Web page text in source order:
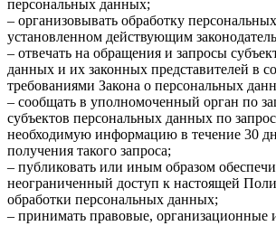
персональных данных;
– организовывать обработку
установленном действующим
– отвечать на обращения и запросы
данных и их законных представителей в
требованиями Закона о персональных
– сообщать в уполномоченный орган по
субъектов персональных данных по
необходимую информацию в течение 30
получения такого запроса;
– публиковать или иным образом
неограниченный доступ к настоящей
обработки персональных данных;
– принимать правовые, организационные